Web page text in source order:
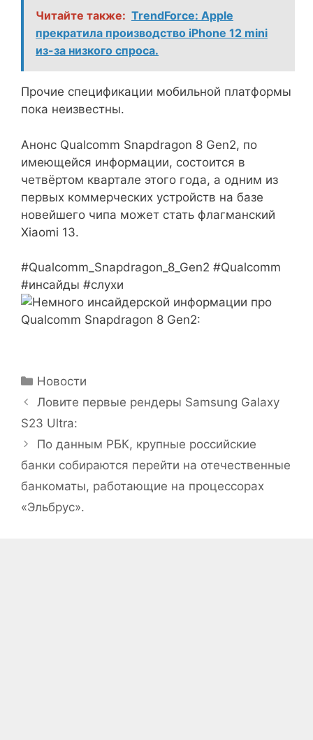
Читайте также: TrendForce: Apple
прекратила производство iPhone 12 mini
из-за низкого спроса.
Прочие спецификации мобильной платформы
пока неизвестны.
Анонс Qualcomm Snapdragon 8 Gen2, по
имеющейся информации, состоится в
четвёртом квартале этого года, а одним из
первых коммерческих устройств на базе
новейшего чипа может стать флагманский
Xiaomi 13.
#Qualcomm_Snapdragon_8_Gen2 #Qualcomm
#инсайды #слухи
Рубрики
Новости
Ловите первые рендеры Samsung Galaxy
S23 Ultra:
По данным РБК, крупные российские
банки собираются перейти на отечественные
банкоматы, работающие на процессорах
«Эльбрус».